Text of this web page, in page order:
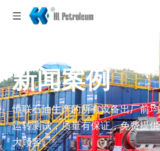
新闻案例
恒联石油生产的所有设备出厂前
运转测试，质量有保证，免费提
大顾客。